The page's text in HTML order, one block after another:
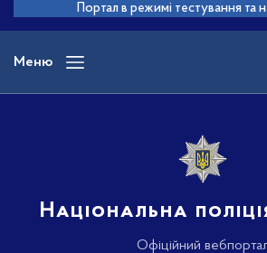
основного
вмісту
Портал в режимі тестування та
Меню
Національна
Офіційний